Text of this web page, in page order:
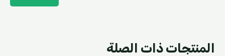
المنتجات ذات الصلة